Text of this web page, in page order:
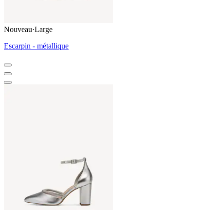
Nouveau·Large
Escarpin - métallique